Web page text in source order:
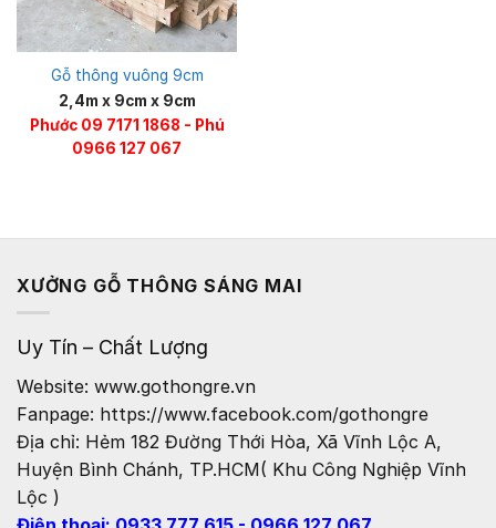
Gỗ thông vuông 9cm
2,4m x 9cm x 9cm
Phước 09 7171 1868 - Phú
0966 127 067
XƯỞNG GỖ THÔNG SÁNG MAI
Uy Tín – Chất Lượng
Website: www.gothongre.vn
Fanpage: https://www.facebook.com/gothongre
Địa chỉ: Hẻm 182 Đường Thới Hòa, Xã Vĩnh Lộc A,
Huyện Bình Chánh, TP.HCM( Khu Công Nghiệp Vĩnh
Lộc )